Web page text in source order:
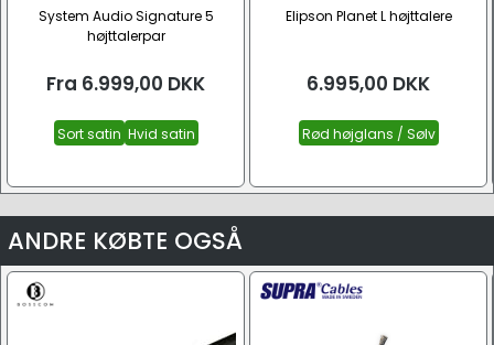
System Audio Signature 5
højttalerpar
Fra 6.999,00 DKK
Sort satin Hvid satin
Elipson Planet L højttalere
6.995,00 DKK
Rød højglans / Sølv
ANDRE KØBTE OGSÅ